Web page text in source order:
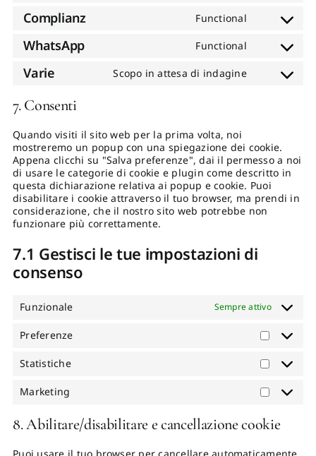
service
Complianz Functional
Consent
service
WhatsApp Functional
Consent
service
Varie Scopo in attesa di indagine
Consent
7. Consenti
Quando visiti il sito web per la prima volta, noi
mostreremo un popup con una spiegazione dei cookie.
Appena clicchi su "Salva preferenze", dai il permesso a noi
di usare le categorie di cookie e plugin come descritto in
questa dichiarazione relativa ai popup e cookie. Puoi
disabilitare i cookie attraverso il tuo browser, ma prendi in
considerazione, che il nostro sito web potrebbe non
funzionare più correttamente.
7.1 Gestisci le tue impostazioni di
consenso
Funzionale Sempre attivo
Preferenze
Statistiche
Marketing
8. Abilitare/disabilitare e cancellazione cookie